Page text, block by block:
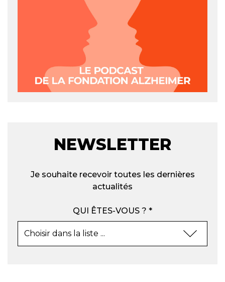
NEWSLETTER
Je souhaite recevoir toutes les dernières
actualités
QUI ÊTES-VOUS ? *